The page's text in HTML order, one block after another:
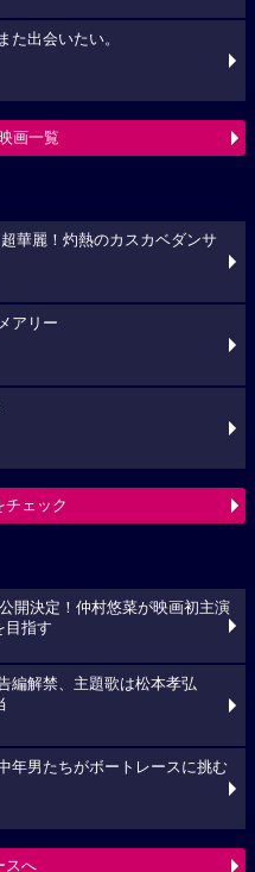
た出会いたい。
画一覧
華麗！灼熱のカスカベダンサ
アリー
チェック
開決定！仲村悠菜が映画初主演
目指す
編解禁、主題歌は松本孝弘
年男たちがボートレースに挑む
スへ